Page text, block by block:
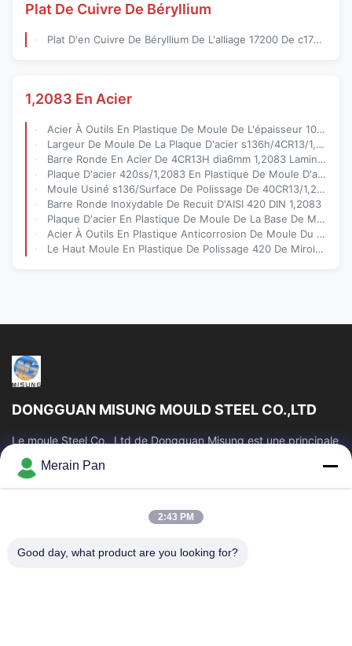
Plat De Cuivre De Béryllium
Plat D'en Cuivre De Béryllium De L'alliage 17200 De c17200 ASTM B 643
1,2083 En Acier
Acier À Outils En Plastique De Moule De L'épaisseur 10mm Preharden s136h
Largeur De Moule De La Plaque D'acier s136h/4CR13/1,2083 2200mm En Plastique D'outil
Barre Ronde En Acier De 4CR13H dia6mm 1,2083 Laminée À Chaud Pour Le Moule En Plastique
Plaque D'acier 420ss/1,2083 En Plastique De Moule D'acier Laminée À Chaud
Moule Usiné s136/Surface De Polissage De 40CR13/1,2083 Plaques D'acier
Barre Ronde Inoxydable De Recuit D'AISI 420 DIN 1,2083
Plaque D'acier En Plastique De Moule De La Base De Moule De Chapeau s136h
Acier À Outils En Plastique Anticorrosion De Moule Du Miroir s136
Le Haut Moule En Plastique De Polissage 420 De Miroir A Modifié L'acier Inoxydable
DONGGUAN MISUNG MOULD STEEL CO.,LTD
Le moule Steel Co., Ltd de Dongguan Misung est une principale
société de plastique d'approvisionnement meurent l'acier en
acier et chaud de...
Liens Rapides
Produits
VR Show
Au Sujet De Nous
Merain Pan
2:43 PM
Good day, what product are you looking for?